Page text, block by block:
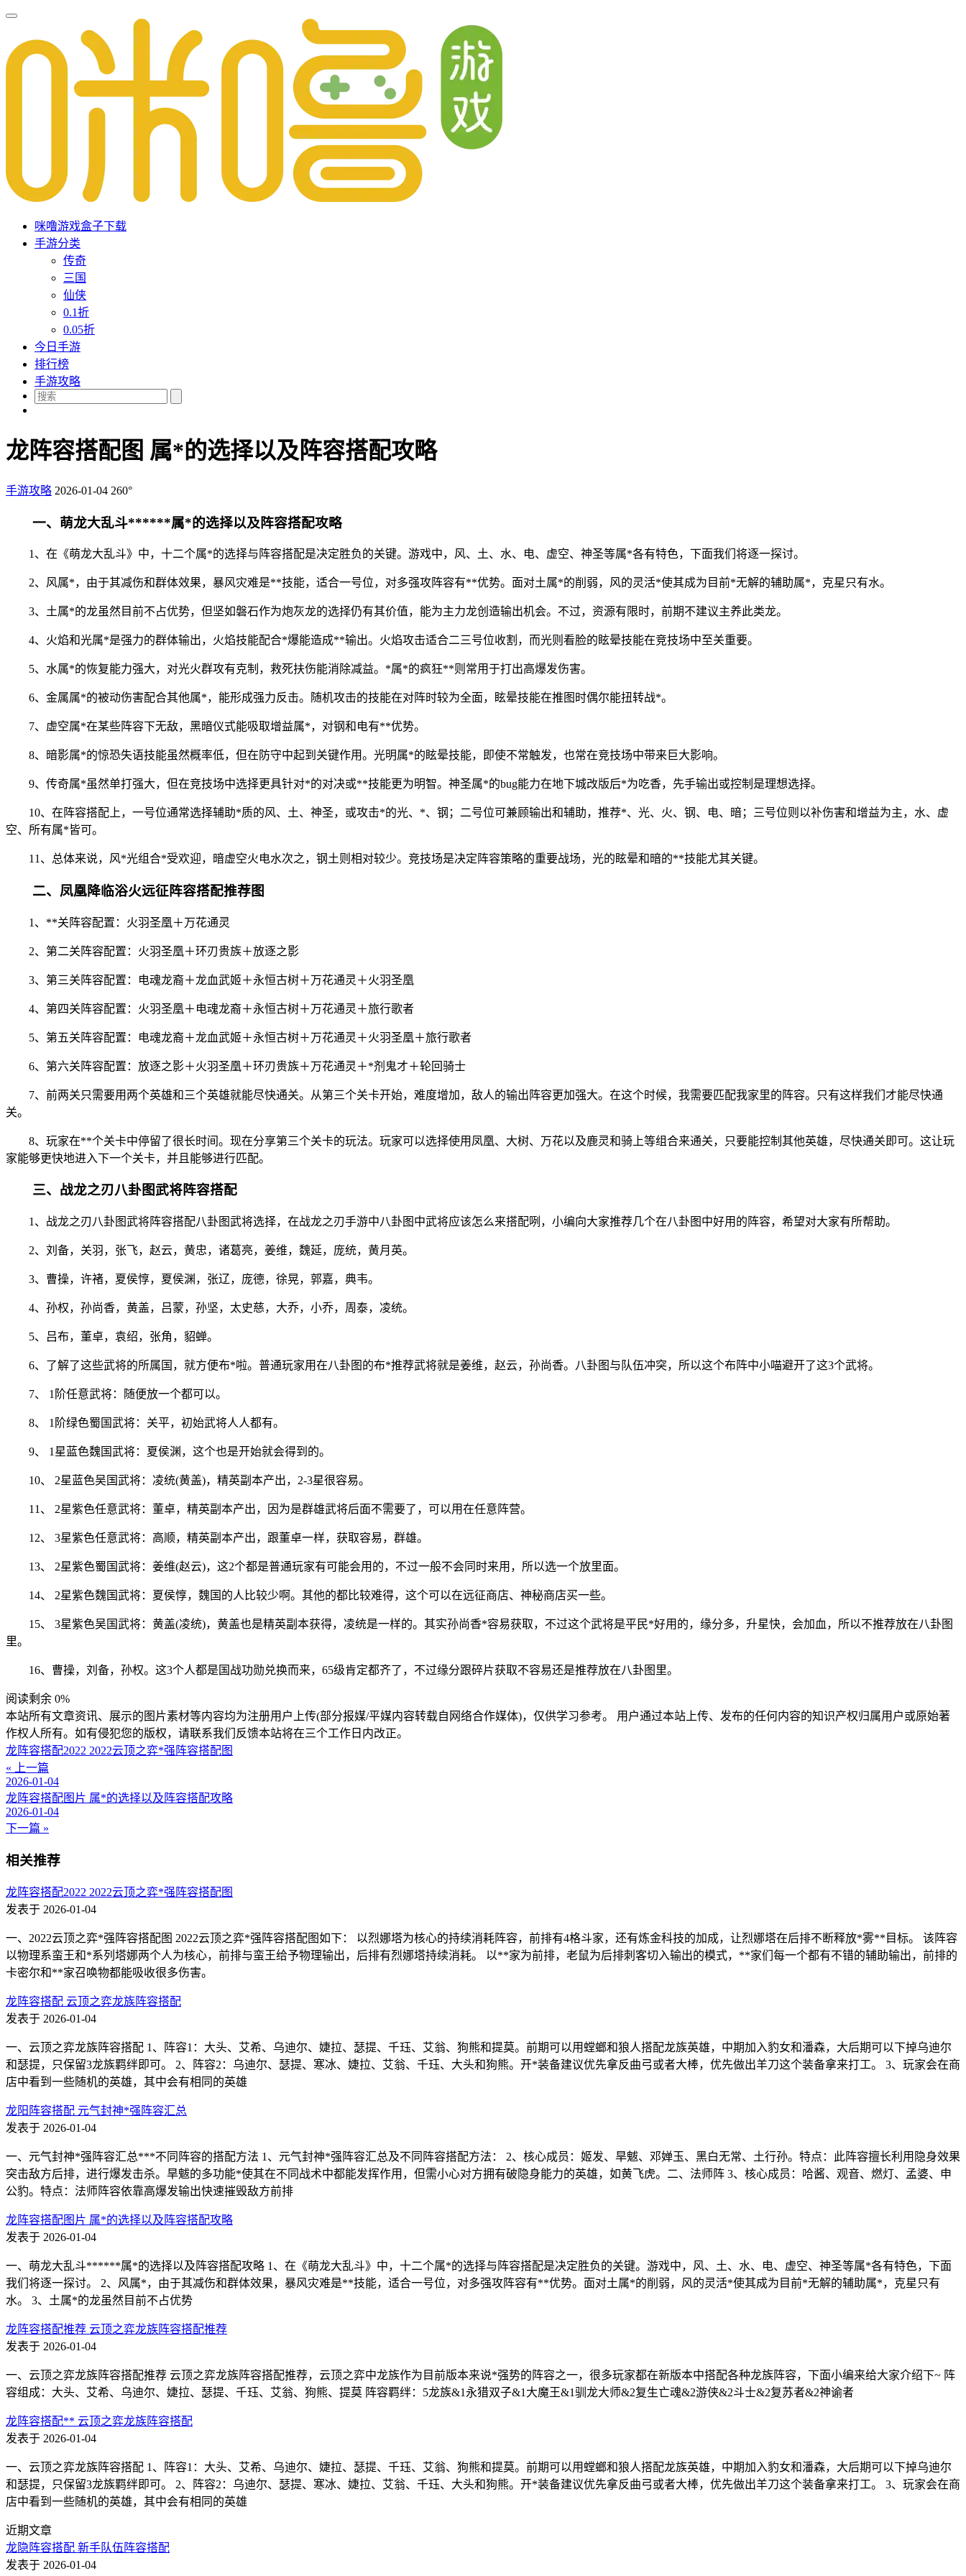
咪噜游戏盒子下载
手游分类
传奇
三国
仙侠
0.1折
0.05折
今日手游
排行榜
手游攻略
龙阵容搭配图 属*的选择以及阵容搭配攻略
手游攻略 2026-01-04 260°
一、萌龙大乱斗******属*的选择以及阵容搭配攻略
1、在《萌龙大乱斗》中，十二个属*的选择与阵容搭配是决定胜负的关键。游戏中，风、土、水、电、虚空、神圣等属*各有特色，下面我们将逐一探讨。
2、风属*，由于其减伤和群体效果，暴风灾难是**技能，适合一号位，对多强攻阵容有**优势。面对土属*的削弱，风的灵活*使其成为目前*无解的辅助属*，克星只有水。
3、土属*的龙虽然目前不占优势，但坚如磐石作为炮灰龙的选择仍有其价值，能为主力龙创造输出机会。不过，资源有限时，前期不建议主养此类龙。
4、火焰和光属*是强力的群体输出，火焰技能配合*爆能造成**输出。火焰攻击适合二三号位收割，而光则看脸的眩晕技能在竞技场中至关重要。
5、水属*的恢复能力强大，对光火群攻有克制，救死扶伤能消除减益。*属*的疯狂**则常用于打出高爆发伤害。
6、金属属*的被动伤害配合其他属*，能形成强力反击。随机攻击的技能在对阵时较为全面，眩晕技能在推图时偶尔能扭转战*。
7、虚空属*在某些阵容下无敌，黑暗仪式能吸取增益属*，对钢和电有**优势。
8、暗影属*的惊恐失语技能虽然概率低，但在防守中起到关键作用。光明属*的眩晕技能，即使不常触发，也常在竞技场中带来巨大影响。
9、传奇属*虽然单打强大，但在竞技场中选择更具针对*的对决或**技能更为明智。神圣属*的bug能力在地下城改版后*为吃香，先手输出或控制是理想选择。
10、在阵容搭配上，一号位通常选择辅助*质的风、土、神圣，或攻击*的光、*、钢；二号位可兼顾输出和辅助，推荐*、光、火、钢、电、暗；三号位则以补伤害和增益为主，水、虚
空、所有属*皆可。
11、总体来说，风*光组合*受欢迎，暗虚空火电水次之，钢土则相对较少。竞技场是决定阵容策略的重要战场，光的眩晕和暗的**技能尤其关键。
二、凤凰降临浴火远征阵容搭配推荐图
1、**关阵容配置：火羽圣凰＋万花通灵
2、第二关阵容配置：火羽圣凰＋环刃贵族＋放逐之影
3、第三关阵容配置：电魂龙裔＋龙血武姬＋永恒古树＋万花通灵＋火羽圣凰
4、第四关阵容配置：火羽圣凰＋电魂龙裔＋永恒古树＋万花通灵＋旅行歌者
5、第五关阵容配置：电魂龙裔＋龙血武姬＋永恒古树＋万花通灵＋火羽圣凰＋旅行歌者
6、第六关阵容配置：放逐之影＋火羽圣凰＋环刃贵族＋万花通灵＋*剂鬼才＋轮回骑士
7、前两关只需要用两个英雄和三个英雄就能尽快通关。从第三个关卡开始，难度增加，敌人的输出阵容更加强大。在这个时候，我需要匹配我家里的阵容。只有这样我们才能尽快通
关。
8、玩家在**个关卡中停留了很长时间。现在分享第三个关卡的玩法。玩家可以选择使用凤凰、大树、万花以及鹿灵和骑上等组合来通关，只要能控制其他英雄，尽快通关即可。这让玩
家能够更快地进入下一个关卡，并且能够进行匹配。
三、战龙之刃八卦图武将阵容搭配
1、战龙之刃八卦图武将阵容搭配八卦图武将选择，在战龙之刃手游中八卦图中武将应该怎么来搭配咧，小编向大家推荐几个在八卦图中好用的阵容，希望对大家有所帮助。
2、刘备，关羽，张飞，赵云，黄忠，诸葛亮，姜维，魏延，庞统，黄月英。
3、曹操，许褚，夏侯惇，夏侯渊，张辽，庞德，徐晃，郭嘉，典韦。
4、孙权，孙尚香，黄盖，吕蒙，孙坚，太史慈，大乔，小乔，周泰，凌统。
5、吕布，董卓，袁绍，张角，貂蝉。
6、了解了这些武将的所属国，就方便布*啦。普通玩家用在八卦图的布*推荐武将就是姜维，赵云，孙尚香。八卦图与队伍冲突，所以这个布阵中小喵避开了这3个武将。
7、 1阶任意武将：随便放一个都可以。
8、 1阶绿色蜀国武将：关平，初始武将人人都有。
9、 1星蓝色魏国武将：夏侯渊，这个也是开始就会得到的。
10、 2星蓝色吴国武将：凌统(黄盖)，精英副本产出，2-3星很容易。
11、 2星紫色任意武将：董卓，精英副本产出，因为是群雄武将后面不需要了，可以用在任意阵营。
12、 3星紫色任意武将：高顺，精英副本产出，跟董卓一样，获取容易，群雄。
13、 2星紫色蜀国武将：姜维(赵云)，这2个都是普通玩家有可能会用的，不过一般不会同时来用，所以选一个放里面。
14、 2星紫色魏国武将：夏侯惇，魏国的人比较少啊。其他的都比较难得，这个可以在远征商店、神秘商店买一些。
15、 3星紫色吴国武将：黄盖(凌统)，黄盖也是精英副本获得，凌统是一样的。其实孙尚香*容易获取，不过这个武将是平民*好用的，缘分多，升星快，会加血，所以不推荐放在八卦图
里。
16、曹操，刘备，孙权。这3个人都是国战功勋兑换而来，65级肯定都齐了，不过缘分跟碎片获取不容易还是推荐放在八卦图里。
阅读剩余 0%
本站所有文章资讯、展示的图片素材等内容均为注册用户上传(部分报媒/平媒内容转载自网络合作媒体)，仅供学习参考。 用户通过本站上传、发布的任何内容的知识产权归属用户或原始著
作权人所有。如有侵犯您的版权，请联系我们反馈本站将在三个工作日内改正。
龙阵容搭配2022 2022云顶之弈*强阵容搭配图
« 上一篇
2026-01-04
龙阵容搭配图片 属*的选择以及阵容搭配攻略
2026-01-04
下一篇 »
相关推荐
龙阵容搭配2022 2022云顶之弈*强阵容搭配图
发表于 2026-01-04
一、2022云顶之弈*强阵容搭配图 2022云顶之弈*强阵容搭配图如下： 以烈娜塔为核心的持续消耗阵容，前排有4格斗家，还有炼金科技的加成，让烈娜塔在后排不断释放*雾**目标。 该阵容
以物理系蛮王和*系列塔娜两个人为核心，前排与蛮王给予物理输出，后排有烈娜塔持续消耗。 以**家为前排，老鼠为后排刺客切入输出的模式，**家们每一个都有不错的辅助输出，前排的
卡密尔和**家召唤物都能吸收很多伤害。
龙阵容搭配 云顶之弈龙族阵容搭配
发表于 2026-01-04
一、云顶之弈龙族阵容搭配 1、阵容1：大头、艾希、乌迪尔、婕拉、瑟提、千珏、艾翁、狗熊和提莫。前期可以用螳螂和狼人搭配龙族英雄，中期加入豹女和潘森，大后期可以下掉乌迪尔
和瑟提，只保留3龙族羁绊即可。 2、阵容2：乌迪尔、瑟提、寒冰、婕拉、艾翁、千珏、大头和狗熊。开*装备建议优先拿反曲弓或者大棒，优先做出羊刀这个装备拿来打工。 3、玩家会在商
店中看到一些随机的英雄，其中会有相同的英雄
龙阳阵容搭配 元气封神*强阵容汇总
发表于 2026-01-04
一、元气封神*强阵容汇总***不同阵容的搭配方法 1、元气封神*强阵容汇总及不同阵容搭配方法： 2、核心成员：姬发、旱魃、邓婵玉、黑白无常、土行孙。特点：此阵容擅长利用隐身效果
突击敌方后排，进行爆发击杀。旱魃的多功能*使其在不同战术中都能发挥作用，但需小心对方拥有破隐身能力的英雄，如黄飞虎。二、法师阵 3、核心成员：哈酱、观音、燃灯、孟婆、申
公豹。特点：法师阵容依靠高爆发输出快速摧毁敌方前排
龙阵容搭配图片 属*的选择以及阵容搭配攻略
发表于 2026-01-04
一、萌龙大乱斗******属*的选择以及阵容搭配攻略 1、在《萌龙大乱斗》中，十二个属*的选择与阵容搭配是决定胜负的关键。游戏中，风、土、水、电、虚空、神圣等属*各有特色，下面
我们将逐一探讨。 2、风属*，由于其减伤和群体效果，暴风灾难是**技能，适合一号位，对多强攻阵容有**优势。面对土属*的削弱，风的灵活*使其成为目前*无解的辅助属*，克星只有
水。 3、土属*的龙虽然目前不占优势
龙阵容搭配推荐 云顶之弈龙族阵容搭配推荐
发表于 2026-01-04
一、云顶之弈龙族阵容搭配推荐 云顶之弈龙族阵容搭配推荐，云顶之弈中龙族作为目前版本来说*强势的阵容之一，很多玩家都在新版本中搭配各种龙族阵容，下面小编来给大家介绍下~ 阵
容组成：大头、艾希、乌迪尔、婕拉、瑟提、千珏、艾翁、狗熊、提莫 阵容羁绊：5龙族&1永猎双子&1大魔王&1驯龙大师&2复生亡魂&2游侠&2斗士&2复苏者&2神谕者
龙阵容搭配** 云顶之弈龙族阵容搭配
发表于 2026-01-04
一、云顶之弈龙族阵容搭配 1、阵容1：大头、艾希、乌迪尔、婕拉、瑟提、千珏、艾翁、狗熊和提莫。前期可以用螳螂和狼人搭配龙族英雄，中期加入豹女和潘森，大后期可以下掉乌迪尔
和瑟提，只保留3龙族羁绊即可。 2、阵容2：乌迪尔、瑟提、寒冰、婕拉、艾翁、千珏、大头和狗熊。开*装备建议优先拿反曲弓或者大棒，优先做出羊刀这个装备拿来打工。 3、玩家会在商
店中看到一些随机的英雄，其中会有相同的英雄
近期文章
龙隐阵容搭配 新手队伍阵容搭配
发表于 2026-01-04